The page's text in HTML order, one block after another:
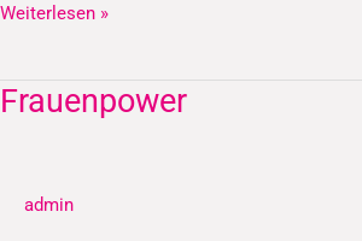
Weiterlesen »
Frauenpower
admin
Frauenpower